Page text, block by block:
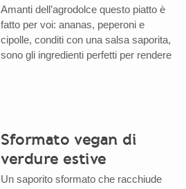
Amanti dell’agrodolce questo piatto è
fatto per voi: ananas, peperoni e
cipolle, conditi con una salsa saporita,
sono gli ingredienti perfetti per rendere
Sformato vegan di
verdure estive
Un saporito sformato che racchiude